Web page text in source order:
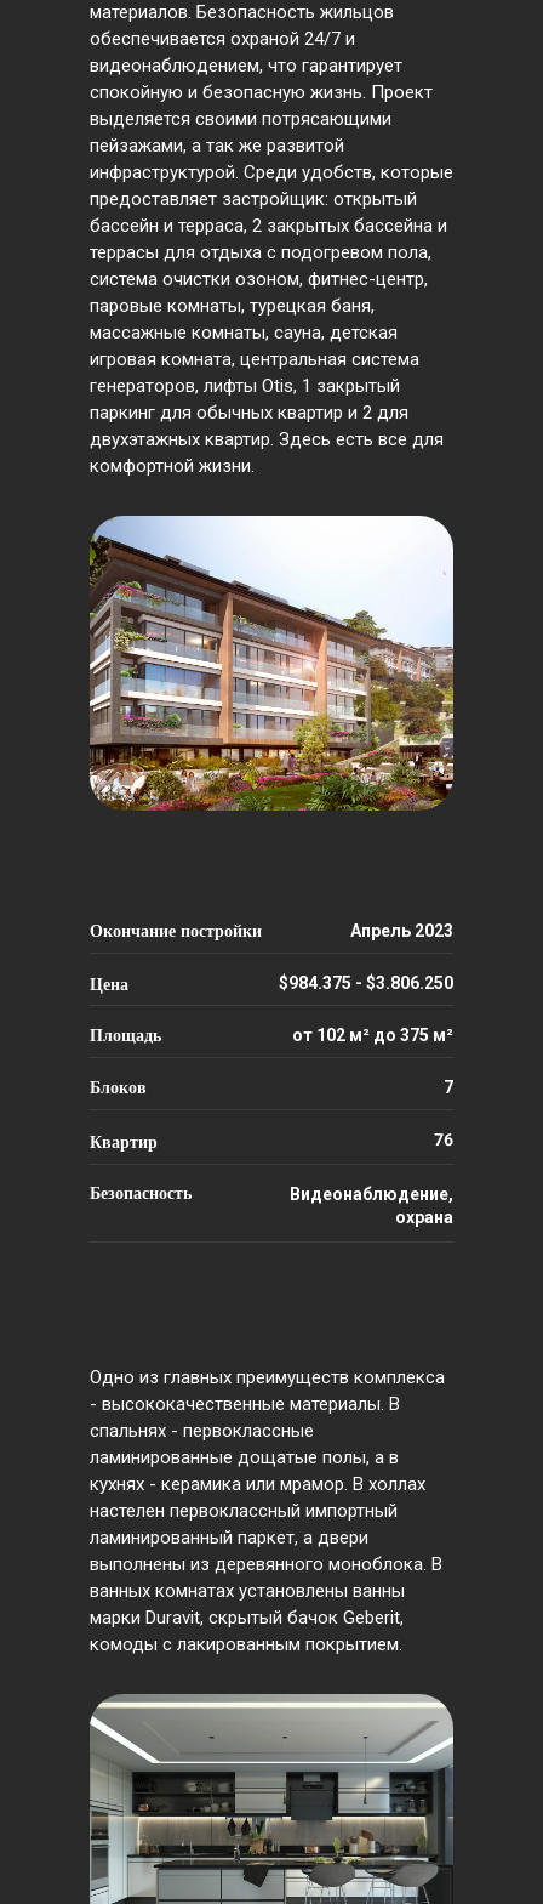
материалов. Безопасность жильцов
обеспечивается охраной 24/7 и
видеонаблюдением, что гарантирует
спокойную и безопасную жизнь. Проект
выделяется своими потрясающими
пейзажами, а так же развитой
инфраструктурой. Среди удобств, которые
предоставляет застройщик: открытый
бассейн и терраса, 2 закрытых бассейна и
террасы для отдыха с подогревом пола,
система очистки озоном, фитнес-центр,
паровые комнаты, турецкая баня,
массажные комнаты, сауна, детская
игровая комната, центральная система
генераторов, лифты Otis, 1 закрытый
паркинг для обычных квартир и 2 для
двухэтажных квартир. Здесь есть все для
комфортной жизни.
Окончание постройки
Цена
Площадь
Апрель 2023
$984.375 - $3.806.250
Блоков
Квартир
7
76
Безопасность
Видеонаблюдение,
охрана
от 102 м² до 375 м²
Одно из главных преимуществ комплекса
- высококачественные материалы. В
спальнях - первоклассные
ламинированные дощатые полы, а в
кухнях - керамика или мрамор. В холлах
настелен первоклассный импортный
ламинированный паркет, а двери
выполнены из деревянного моноблока. В
ванных комнатах установлены ванны
марки Duravit, скрытый бачок Geberit,
комоды с лакированным покрытием.